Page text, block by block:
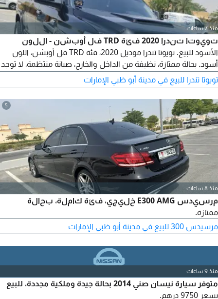
منذ 7 ساعات
تويوتا تندرا 2020 فئة TRD فل أوبشن - اللون
الأسود للبيع. تويوتا تندرا موديل 2020، فئة TRD فل أوبشن، اللون
أسود. بحالة ممتازة، نظيفة من الداخل والخارج، صيانة منتظمة، لا توجد
أي مشاكل ميكانيكية، جاهزة للاستخدام. للمشترين الجادين فقط.
للاستفسار أو معاينة السيارة، يرجى التواصل.
تويوتا تندرا للبيع في مدينة أبو ظبي الإمارات
5
منذ 8 ساعات
مرسيدس E300 AMG خليجي، فئة كاملة، بحالة
ممتازة.
مرسيدس 300 للبيع في مدينة أبو ظبي الإمارات
منذ 9 ساعات
متوفر سيارة نيسان صني 2014 بحالة جيدة وملكية مجددة، للبيع
بسعر 9750 درهم.